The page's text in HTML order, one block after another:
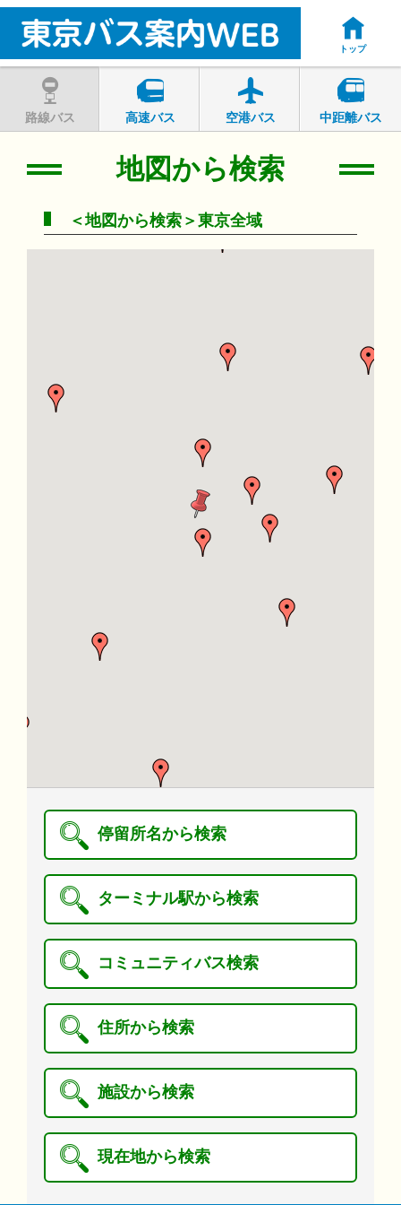
トップ
路線バス 高速バス 空港バス 中距離バス
地図から検索
＜地図から検索＞東京全域
停留所名から検索
ターミナル駅から検索
コミュニティバス検索
住所から検索
施設から検索
現在地から検索